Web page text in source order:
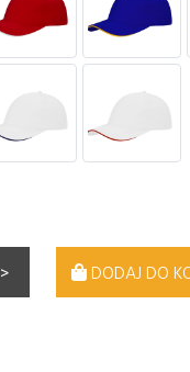
> DODAJ DO